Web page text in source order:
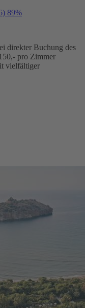
89%
direkter Buchung des
pro Zimmer
vielfältiger